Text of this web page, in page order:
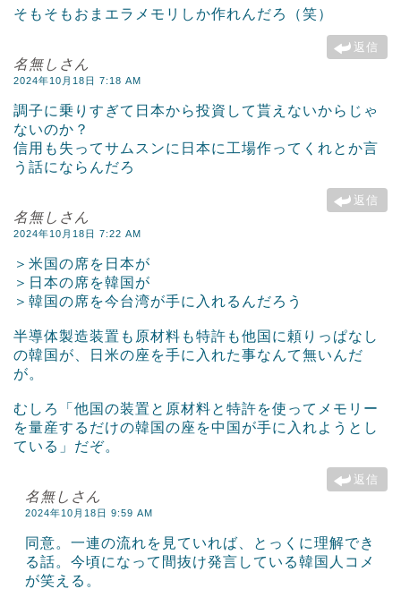
そもそもおまエラメモリしか作れんだろ（笑）
返信
名無しさん
2024年10月18日 7:18 AM
調子に乗りすぎて日本から投資して貰えないからじゃ
ないのか？
信用も失ってサムスンに日本に工場作ってくれとか言
う話にならんだろ
返信
名無しさん
2024年10月18日 7:22 AM
＞米国の席を日本が
＞日本の席を韓国が
＞韓国の席を今台湾が手に入れるんだろう
半導体製造装置も原材料も特許も他国に頼りっぱなし
の韓国が、日米の座を手に入れた事なんて無いんだ
が。
むしろ「他国の装置と原材料と特許を使ってメモリー
を量産するだけの韓国の座を中国が手に入れようとし
ている」だぞ。
返信
名無しさん
2024年10月18日 9:59 AM
同意。一連の流れを見ていれば、とっくに理解でき
る話。今頃になって間抜け発言している韓国人コメ
が笑える。